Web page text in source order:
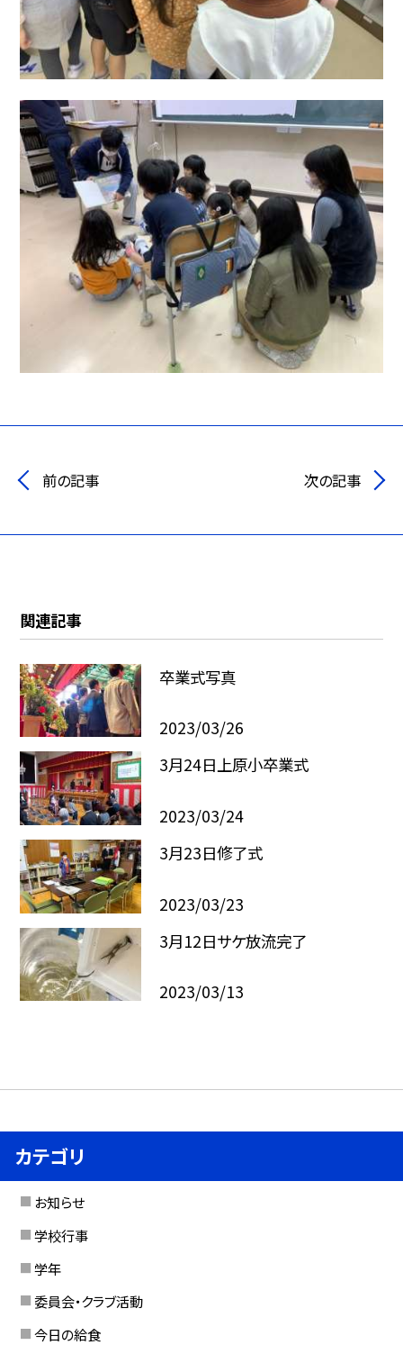
前の記事 次の記事
関連記事
卒業式写真
2023/03/26
3月24日上原小卒業式
2023/03/24
3月23日修了式
2023/03/23
3月12日サケ放流完了
2023/03/13
カテゴリ
お知らせ
学校行事
学年
委員会・クラブ活動
今日の給食